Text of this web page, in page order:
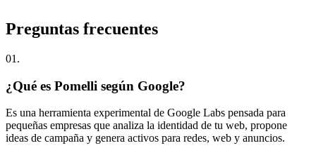
Preguntas frecuentes
01 .
¿Qué es Pomelli según Google?
Es una herramienta experimental de Google Labs pensada para
pequeñas empresas que analiza la identidad de tu web, propone
ideas de campaña y genera activos para redes, web y anuncios.